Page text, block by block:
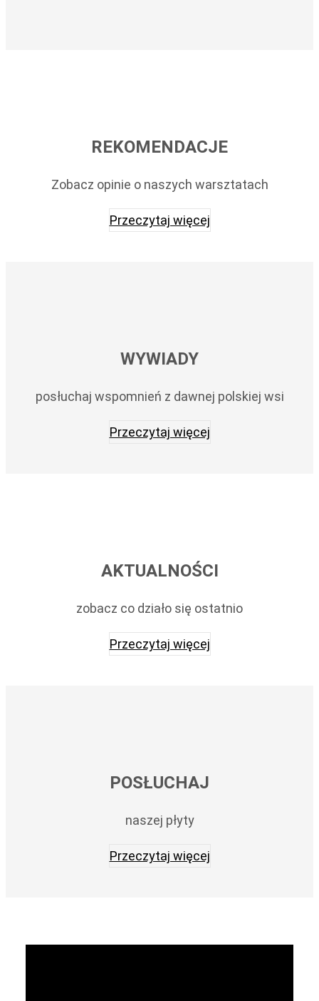
REKOMENDACJE
Zobacz opinie o naszych warsztatach
Przeczytaj więcej
WYWIADY
posłuchaj wspomnień z dawnej polskiej wsi
Przeczytaj więcej
AKTUALNOŚCI
zobacz co działo się ostatnio
Przeczytaj więcej
POSŁUCHAJ
naszej płyty
Przeczytaj więcej